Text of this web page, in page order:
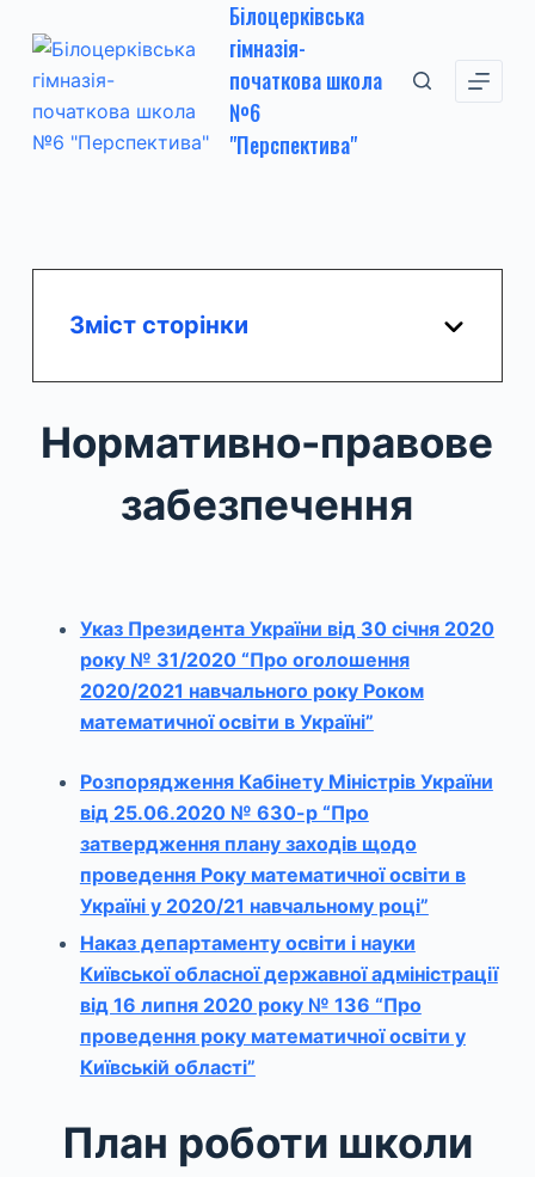
П
е
р
е
й
о
Білоцерківська
гімназія-
початкова школа
№6
"Перспектива"
Зміст сторінки
Нормативно-правове
забезпечення
Указ Президента України від 30 січня 2020
року № 31/2020 “Про оголошення
2020/2021 навчального року Роком
математичної освіти в Україні”
Розпорядження Кабінету Міністрів України
від 25.06.2020 № 630-р “Про
затвердження плану заходів щодо
проведення Року математичної освіти в
Україні у 2020/21 навчальному році”
Наказ департаменту освіти і науки
Київської обласної державної адміністрації
від 16 липня 2020 року № 136 “Про
проведення року математичної освіти у
Київській області”
План роботи школи